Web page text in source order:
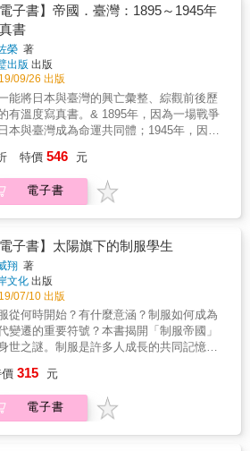
求詳盡，每條隘勇線都經過多次探勘，例如
的白石按山（鹿窟尖、白雞山系）就進行
多次搜山。回到平地後，他再帶著「客觀
資訊及對山林遺址的印象，探訪附近的耆
並對照相關的歷史圖資、文獻，進一步的
。每條隘勇線都花費兩、三年的時間，並
往返、慢慢思索、反覆驗證。除了踏查
勇線」，他也對大豹社遺族進行多次口述
曾獲2016年文化部金鼎獎非文
年的最新力作延續《橫斷記》的書寫計
以數年山林踏查經驗為基礎，搭配豐富的
檔與影像作為對照。 ◎本書有著罕見、
具職業創作和寫作及業餘登山者的雙重經
，作者因長期登山踏查、行走於荒煙棄路而
的相關遺跡、事證與個人感受和經驗，逐
成另一種身體踏查，並逐步到達被遺忘的
◎作者花費五年、超過兩百次上山
隘勇線的遺跡，並展開由線到人，由山到
的尋找過程。在踏查期間他帶著筆記本、
與捲尺、攝影機、電池與GoPro，以GPS
位，以拍照、攝影和手繪的方式記錄。為求
，每條隘勇線都經歷過多次探索。 ◎本書
領域的研究方法，除了史觀式的大歷史敘
或條列式的事件比對，也融入「路上考現
動寫下的歷史新頁。
絕對國防圈不可或缺的一環。無論從經略、
或戰略角度來看台灣，它都是兵家必爭之
太平洋戰爭末期的台灣航空決戰，驗證了
略價值的不可取代性。 由於對外勢力的
，台灣全島因此而要塞化、軍事化。太平
戰爭期間，雖然台灣並沒有成為美日雙方島
奪戰的焦點，但是居於遠東戰略要津地位
灣，仍然躲不開兵燹，慘遭連續十個月的
灣的戰略價值，凸顯了它在戰爭
角色，但也因此帶給無辜百姓血腥的殺戮
，戰線已經來到「絕對國防圈」內。作為日
方的台灣，當美國準備實施接近本土的最
段作戰時，在登陸與否規劃中，一度被美
」發想的背景。即使美軍明知要付出慘重的
，還是擬定了登陸攻奪台澎的作戰計畫，
台灣的戰略地位太重要了！一旦佔領了台
盟軍不但絞殺了日本戰略物資自南洋的回
還可利用現成密如蛛網的飛機場，作為轟
本本土的前進基地；設備完整的港灣泊
更可作為揮軍直取日本的跳板。 台灣航空
是太平洋戰爭全期規模最大、兵力最密
損耗最多的航空作戰。然而，雙方都沒有
本完整的著作把這段歷史給說明清楚。 當戰
電子書】帝國．臺灣：1895～1945年
書
榮 著
出版 出版
09/26 出版
能將日本與臺灣的興亡彙整、綜觀前後歷
有溫度寫真書。& 1895年，因為一場戰爭
本與臺灣成為命運共同體；1945年，因為
爾小國努力隨著時代的洪流逆勢上爬，然
因為志得意滿將百年偉業徹底崩壞。本書
集360張珍貴圖片，敘述父執輩因戰敗不願再
、淚水與生命。
特價 546 元
電子書
電子書】太陽旗下的制服學生
翔 著
文化 出版
07/10 出版
從何時開始？有什麼意涵？制服如何成為
變遷的重要符號？本書揭開「制服帝國」
世之謎。制服是許多人成長的共同記憶，
始穿著制服？卡其制服從何時開始流行，
灣在戰後戒嚴時期成為卡其制服帝國？回
日治時期，臺灣人在日本的統治下，逐步換
315 元
電子書